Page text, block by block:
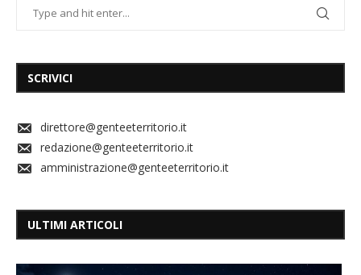
SCRIVICI
direttore@genteeterritorio.it
redazione@genteeterritorio.it
amministrazione@genteeterritorio.it
ULTIMI ARTICOLI